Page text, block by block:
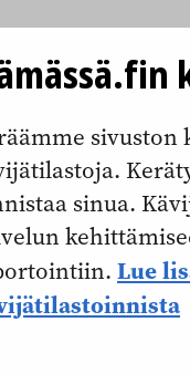
sivuston
sinua.
Lue